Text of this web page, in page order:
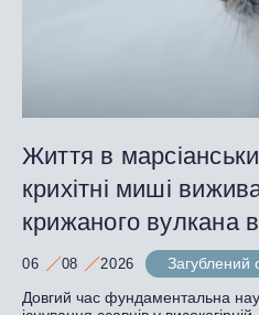
Життя в
крихітні миші
крижаного вулкана
06 08 2026
Загублений
Довгий час фундаментальна